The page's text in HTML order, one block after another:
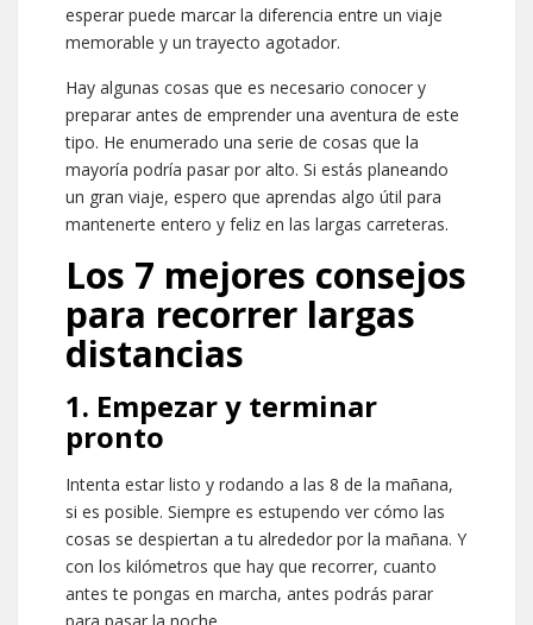
esperar puede marcar la diferencia entre un viaje
memorable y un trayecto agotador.
Hay algunas cosas que es necesario conocer y
preparar antes de emprender una aventura de este
tipo. He enumerado una serie de cosas que la
mayoría podría pasar por alto. Si estás planeando
un gran viaje, espero que aprendas algo útil para
mantenerte entero y feliz en las largas carreteras.
Los 7 mejores consejos
para recorrer largas
distancias
1. Empezar y terminar
pronto
Intenta estar listo y rodando a las 8 de la mañana,
si es posible. Siempre es estupendo ver cómo las
cosas se despiertan a tu alrededor por la mañana. Y
con los kilómetros que hay que recorrer, cuanto
antes te pongas en marcha, antes podrás parar